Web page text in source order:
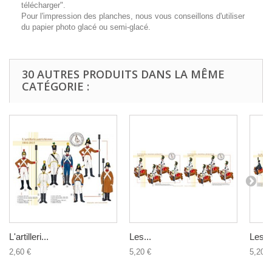
télécharger".
Pour l'impression des planches, nous vous conseillons d'utiliser
du papier photo glacé ou semi-glacé.
30 AUTRES PRODUITS DANS LA MÊME
CATÉGORIE :
L'artilleri...
2,60 €
Les...
5,20 €
Les...
5,20 €